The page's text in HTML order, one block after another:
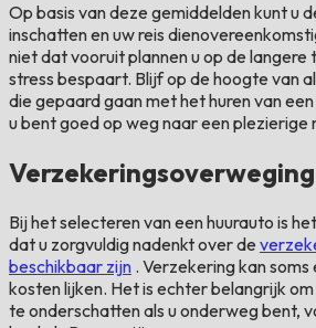
Op basis van deze gemiddelden kunt u
inschatten en uw reis
niet dat vooruit plannen u op de
stress bespaart. Blijf op de hoogte van
die gepaard gaan met het huren van
u bent goed op weg naar een plezierige
Bij het selecteren van een huurauto is
dat u zorgvuldig nadenkt over de
beschikbaar zijn . Verzekering kan
kosten lijken. Het is echter belangrijk
te onderschatten als u onderweg bent,